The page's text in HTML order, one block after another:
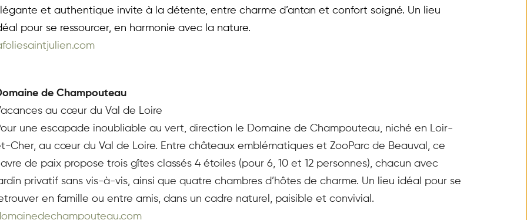
et authentique invite à la détente, entre charme d’antan et confort soigné. Un lieu
pour se ressourcer, en harmonie avec la nature.
de Champouteau
au cœur du Val de Loire
une escapade inoubliable au vert, direction le Domaine de Champouteau, niché en Loir-
Cher, au cœur du Val de Loire. Entre châteaux emblématiques et ZooParc de Beauval, ce
de paix propose trois gîtes classés 4 étoiles (pour 6, 10 et 12 personnes), chacun avec
privatif sans vis-à-vis, ainsi que quatre chambres d’hôtes de charme. Un lieu idéal pour se
en famille ou entre amis, dans un cadre naturel, paisible et convivial.